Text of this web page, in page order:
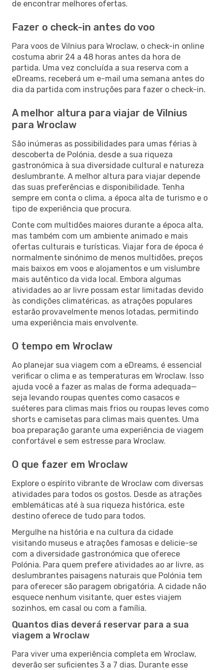
de encontrar melhores ofertas.
Fazer o check-in antes do voo
Para voos de Vilnius para Wroclaw, o check-in online
costuma abrir 24 a 48 horas antes da hora de
partida. Uma vez concluída a sua reserva com a
eDreams, receberá um e-mail uma semana antes do
dia da partida com instruções para fazer o check-in.
A melhor altura para viajar de Vilnius
para Wroclaw
São inúmeras as possibilidades para umas férias à
descoberta de Polónia, desde a sua riqueza
gastronómica à sua diversidade cultural e natureza
deslumbrante. A melhor altura para viajar depende
das suas preferências e disponibilidade. Tenha
sempre em conta o clima, a época alta de turismo e o
tipo de experiência que procura.
Conte com multidões maiores durante a época alta,
mas também com um ambiente animado e mais
ofertas culturais e turísticas. Viajar fora de época é
normalmente sinónimo de menos multidões, preços
mais baixos em voos e alojamentos e um vislumbre
mais autêntico da vida local. Embora algumas
atividades ao ar livre possam estar limitadas devido
às condições climatéricas, as atrações populares
estarão provavelmente menos lotadas, permitindo
uma experiência mais envolvente.
O tempo em Wroclaw
Ao planejar sua viagem com a eDreams, é essencial
verificar o clima e as temperaturas em Wroclaw. Isso
ajuda você a fazer as malas de forma adequada—
seja levando roupas quentes como casacos e
suéteres para climas mais frios ou roupas leves como
shorts e camisetas para climas mais quentes. Uma
boa preparação garante uma experiência de viagem
confortável e sem estresse para Wroclaw.
O que fazer em Wroclaw
Explore o espírito vibrante de Wroclaw com diversas
atividades para todos os gostos. Desde as atrações
emblemáticas até à sua riqueza histórica, este
destino oferece de tudo para todos.
Mergulhe na história e na cultura da cidade
visitando museus e atrações famosas e delicie-se
com a diversidade gastronómica que oferece
Polónia. Para quem prefere atividades ao ar livre, as
deslumbrantes paisagens naturais que Polónia tem
para oferecer são paragem obrigatória. A cidade não
esquece nenhum visitante, quer estes viajem
sozinhos, em casal ou com a família.
Quantos dias deverá reservar para a sua
viagem a Wroclaw
Para viver uma experiência completa em Wroclaw,
deverão ser suficientes 3 a 7 dias. Durante esse